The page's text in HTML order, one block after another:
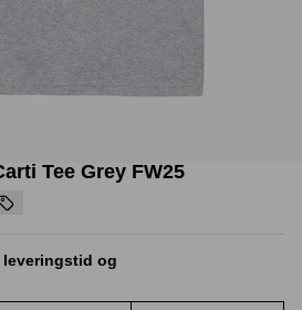
Tee Grey FW25
og